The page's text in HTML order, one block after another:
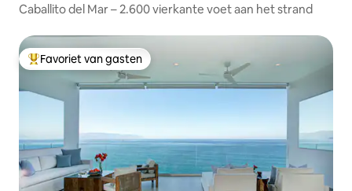
Caballito del Mar – 2.600 vierkante voet aan het strand
Topfavoriet van gasten
Favoriet van gasten